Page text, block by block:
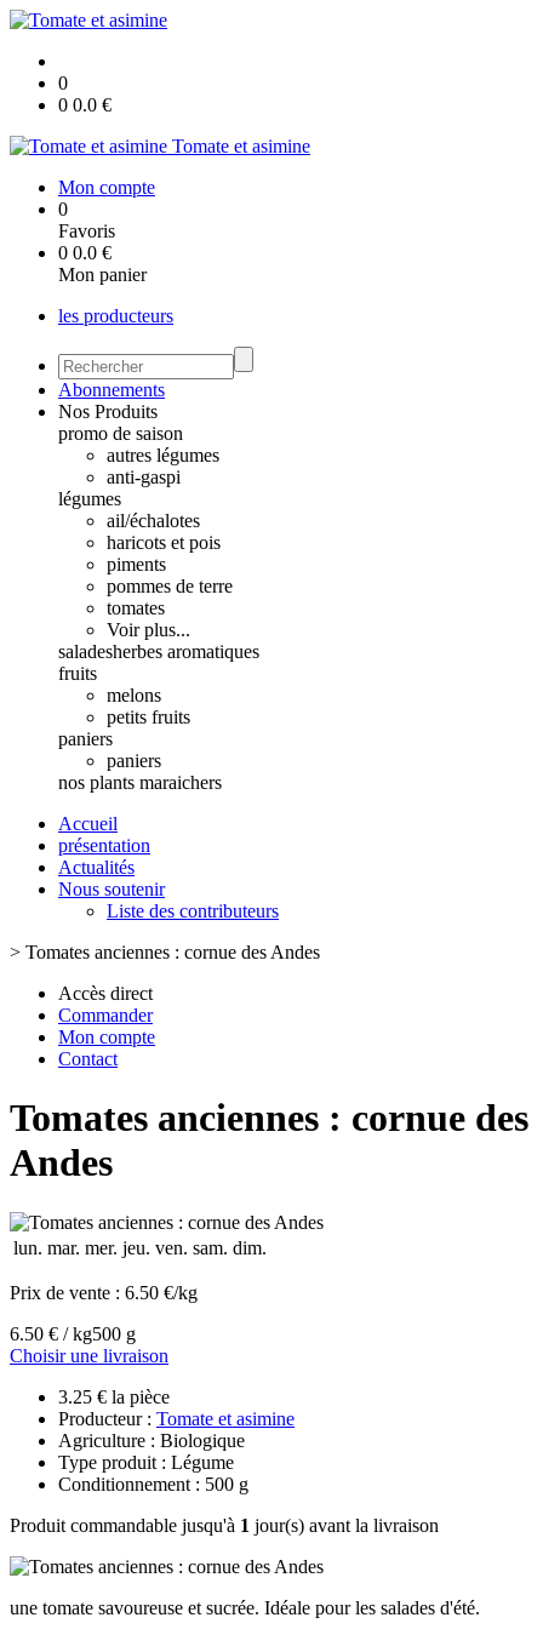
0
0 0.0 €
Tomate et asimine
Mon compte
0
Favoris
0 0.0 €
Mon panier
les producteurs
Abonnements
Nos Produits
promo de saison
autres légumes
anti-gaspi
légumes
ail/échalotes
haricots et pois
piments
pommes de terre
tomates
Voir plus...
saladesherbes aromatiques
fruits
melons
petits fruits
paniers
paniers
nos plants maraichers
Accueil
présentation
Actualités
Nous soutenir
Liste des contributeurs
> Tomates anciennes : cornue des Andes
Accès direct
Commander
Mon compte
Contact
Tomates anciennes : cornue des
Andes
lun. mar. mer. jeu. ven. sam. dim.
Prix de vente : 6.50 €/kg
6.50 € / kg500 g
Choisir une livraison
3.25 € la pièce
Producteur : Tomate et asimine
Agriculture : Biologique
Type produit : Légume
Conditionnement : 500 g
Produit commandable jusqu'à 1 jour(s) avant la livraison
une tomate savoureuse et sucrée. Idéale pour les salades d'été.